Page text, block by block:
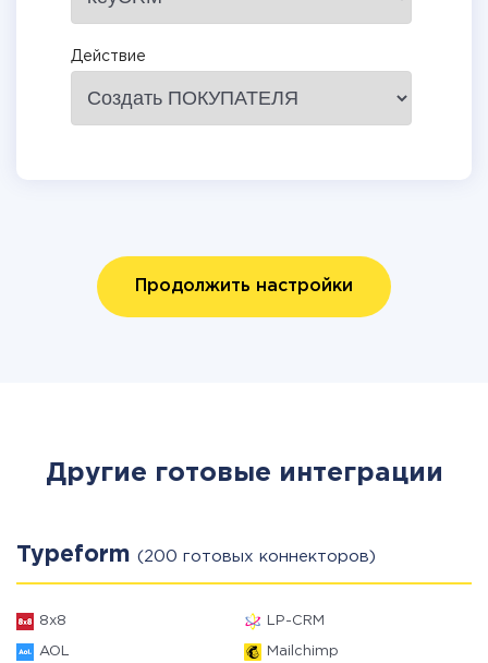
Действие
Продолжить настройки
Другие готовые интеграции
Typeform (200 готовых коннекторов)
8x8 LP-CRM
AOL Mailchimp